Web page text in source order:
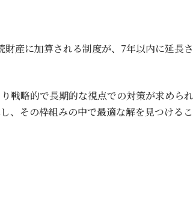
産に加算される制度が、7年以内に延長
戦略的で長期的な視点での対策が求めら
、その枠組みの中で最適な解を見つける